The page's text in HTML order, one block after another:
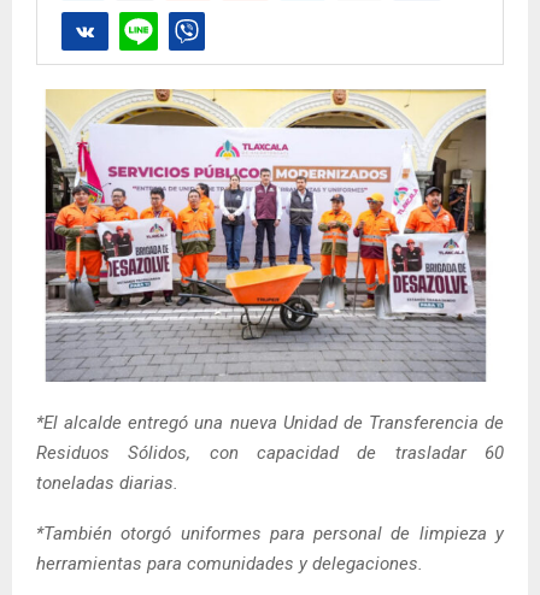
*El alcalde entregó una nueva Unidad de Transferencia de
Residuos Sólidos, con capacidad de trasladar 60
toneladas diarias.
*También otorgó uniformes para personal de limpieza y
herramientas para comunidades y delegaciones.